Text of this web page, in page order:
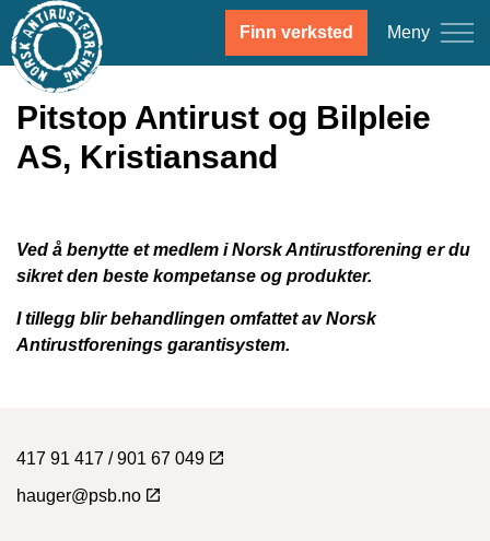
Finn verksted Meny
Pitstop Antirust og Bilpleie
AS, Kristiansand
Ved å benytte et medlem i Norsk Antirustforening er du
sikret den beste kompetanse og produkter.
I tillegg blir behandlingen omfattet av Norsk
Antirustforenings garantisystem.
417 91 417 / 901 67 049
hauger@psb.no